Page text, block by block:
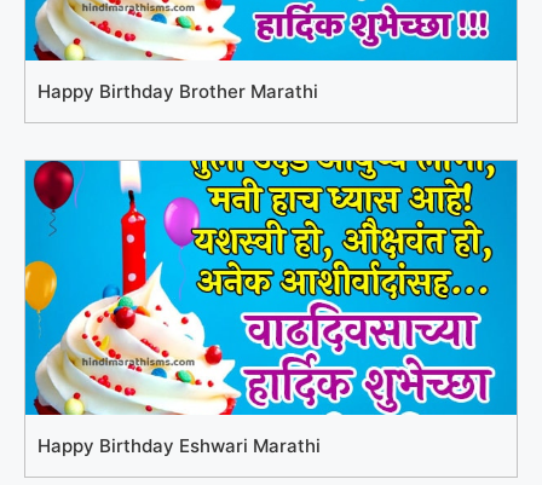
Happy Birthday Brother Marathi
Happy Birthday Eshwari Marathi